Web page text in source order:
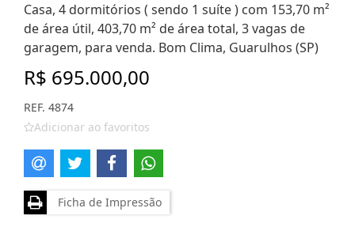
Casa, 4 dormitórios ( sendo 1 suíte ) com 153,70 m²
de área útil, 403,70 m² de área total, 3 vagas de
garagem, para venda. Bom Clima, Guarulhos (SP)
R$ 695.000,00
REF. 4874
Adicionar ao favoritos
Ficha de Impressão